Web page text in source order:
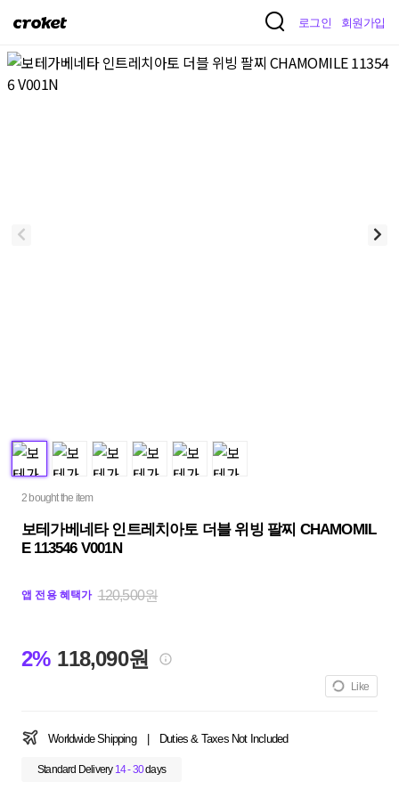
크
켓
로그인 회원가입
2 bought the item
보테가베네타 인트레치아토 더블 위빙 팔찌 CHAMOMIL
E 113546 V001N
앱 전용 혜택가 120,500원
2% 118,090원
Like
Worldwide Shipping Duties & Taxes Not Included
Standard Delivery 14 - 30days